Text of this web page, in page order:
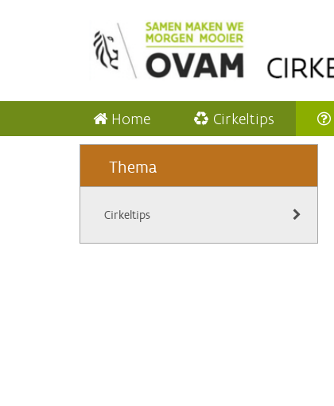
Home Cirkeltips
Thema
Cirkeltips